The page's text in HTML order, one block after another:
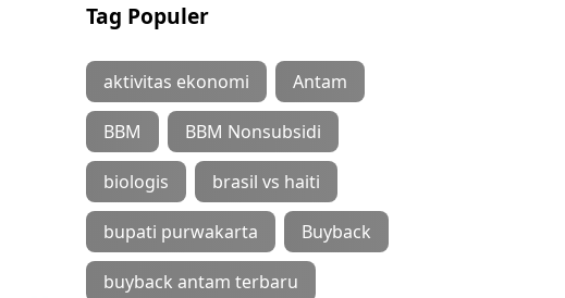
Tag Populer
aktivitas ekonomi Antam
BBM BBM Nonsubsidi
biologis brasil vs haiti
bupati purwakarta Buyback
buyback antam terbaru